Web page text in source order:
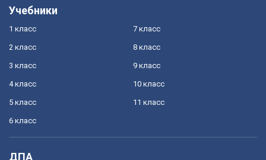
Учебники
1 класс
2 класс
3 класс
4 класс
5 класс
6 класс
7 класс
8 класс
9 класс
10 класс
11 класс
ДПА